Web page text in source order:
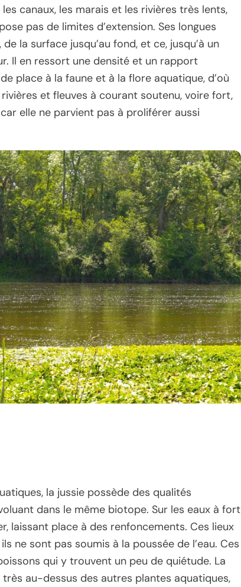
canaux, les marais et les rivières très lents,
pas de limites d’extension. Ses longues
la surface jusqu’au fond, et ce, jusqu’à un
Il en ressort une densité et un rapport
place à la faune et à la flore aquatique, d’où
et fleuves à courant soutenu, voire fort,
elle ne parvient pas à proliférer aussi
la jussie possède des qualités
dans le même biotope. Sur les eaux à fort
laissant place à des renfoncements. Ces lieux
ne sont pas soumis à la poussée de l’eau. Ces
qui y trouvent un peu de quiétude. La
au-dessus des autres plantes aquatiques,